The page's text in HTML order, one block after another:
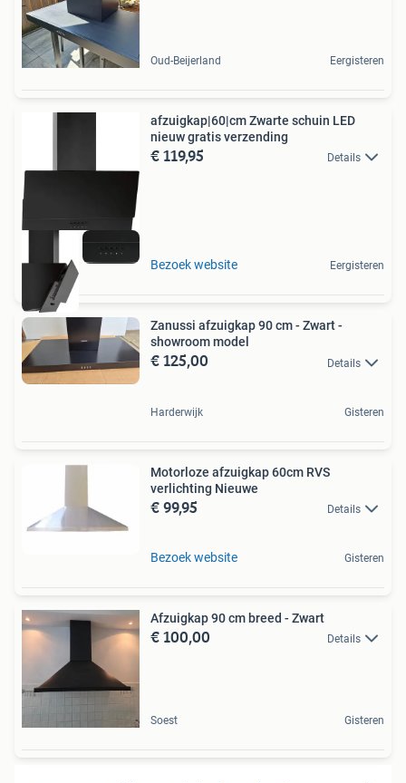
Oud-Beijerland Eergisteren
afzuigkap|60|cm Zwarte schuin LED
nieuw gratis verzending
€ 119,95 Details
Bezoek website Eergisteren
Zanussi afzuigkap 90 cm - Zwart -
showroom model
€ 125,00 Details
Harderwijk Gisteren
Motorloze afzuigkap 60cm RVS
verlichting Nieuwe
€ 99,95 Details
Bezoek website Gisteren
Afzuigkap 90 cm breed - Zwart
€ 100,00 Details
Soest Gisteren